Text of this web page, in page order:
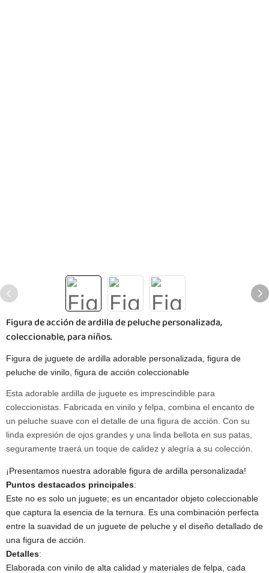
Figura de acción de ardilla de peluche personalizada,
coleccionable, para niños.
Figura de juguete de ardilla adorable personalizada, figura de
peluche de vinilo, figura de acción coleccionable
Esta adorable ardilla de juguete es imprescindible para
coleccionistas. Fabricada en vinilo y felpa, combina el encanto de
un peluche suave con el detalle de una figura de acción. Con su
linda expresión de ojos grandes y una linda bellota en sus patas,
seguramente traerá un toque de calidez y alegría a su colección.
¡Presentamos nuestra adorable figura de ardilla personalizada!
​Puntos destacados principales​:
Este no es solo un juguete; es un encantador objeto coleccionable
que captura la esencia de la ternura. Es una combinación perfecta
entre la suavidad de un juguete de peluche y el diseño detallado de
una figura de acción.
Detalles​:
Elaborada con vinilo de alta calidad y materiales de felpa, cada